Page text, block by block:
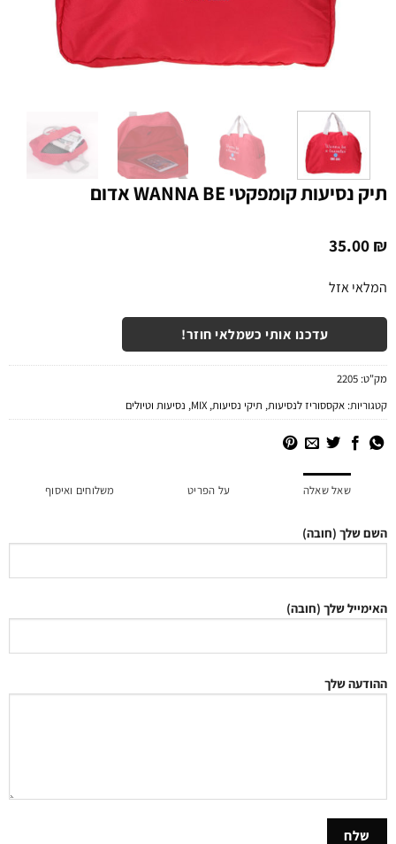
תיק נסיעות קומפקטי WANNA BE אדום
35.00₪
המלאי אזל
עדכנו אותי כשמלאי חוזר!
מק"ט:2205
קטגוריות:אקססוריז לנסיעות,תיקי נסיעות,
MIX
,נסיעות וטיולים
שאל שאלה על הפריט משלוחים ואיסוף
השם שלך (חובה)
האימייל שלך (חובה)
ההודעה שלך